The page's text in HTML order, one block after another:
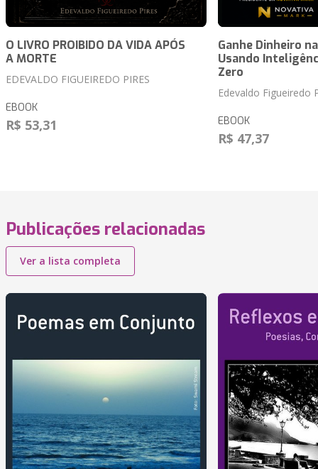
O LIVRO PROIBIDO DA VIDA APÓS
A MORTE
EDEVALDO FIGUEIREDO PIRES
EBOOK
R$ 53,31
Ganhe Dinheiro
Usando
Zero
Edevaldo Figueiredo
EBOOK
R$ 47,37
Publicações relacionadas
Ver a lista completa